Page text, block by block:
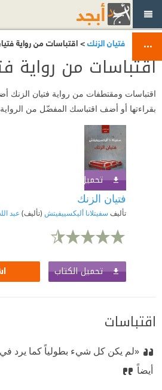
فتيان الزنك> اقتباسات من رواية
اقتباسات من رواية
اقتباسات ومقتطفات من رواية فتيان الزنك
بقراءتها أو أضف اقتباسك المفضّل من
تحميل الكتاب
فتيان الزنك
تأليف سفيتلانا أليكسييفيتش (تأليف) عبد
تحميل الكتاب
اقتباسات
«لم يكن كل شيء بطولياً كما يرد
أيضاً